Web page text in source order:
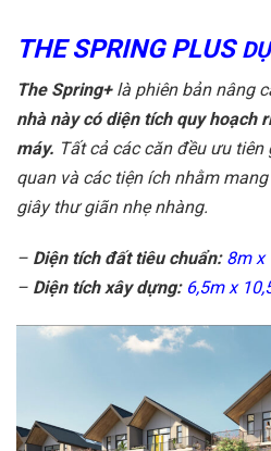
THE SPRING PLUS
The Spring+là phiên bản nâng
nhà này có diện tích quy hoạch
máy. Tất cả các căn đều ưu
quan và các tiện ích nhằm
giây thư giãn nhẹ nhàng.
– Diện tích đất tiêu chuẩn: 8m x
– Diện tích xây dựng: 6,5m x